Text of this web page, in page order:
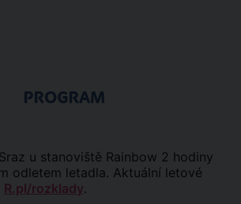
PROGRAM
u stanoviště Rainbow 2 hodiny
odletem letadla. Aktuální letové
R.pl/rozklady.